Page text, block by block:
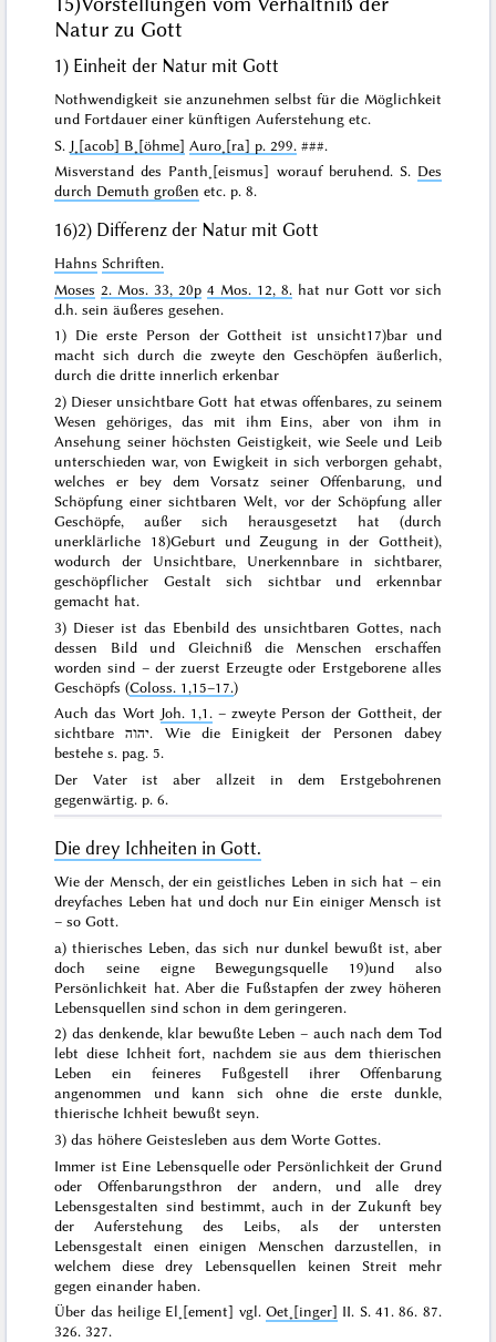
Natur zu Gott
1) Einheit der Natur mit Gott
Nothwendigkeit sie anzunehmen selbst für die Möglichkeit
und Fortdauer einer künftigen Auferstehung etc.
S. J˖[acob] B˖[öhme] Auro˖[ra] p. 299. ###.
Misverstand des Panth˖[eismus] worauf beruhend. S. Des
durch Demuth großen etc. p. 8.
16)2) Differenz der Natur mit Gott
Hahns Schriften.
Moses 2. Mos. 33, 20p 4 Mos. 12, 8. hat nur Gott vor sich
d.h. sein äußeres gesehen.
1) Die erste Person der Gottheit ist unsicht17)bar und
macht sich durch die zweyteden Geschöpfen äußerlich,
durch diedritte innerlich erkenbar
2) Dieser unsichtbare Gott hat etwas offenbares, zu seinem
Wesen gehöriges, das mit ihm Eins, aber von ihm in
Ansehung seiner höchsten Geistigkeit, wie Seele und Leib
unterschieden war, von Ewigkeit in sich verborgen gehabt,
welches er bey dem Vorsatz seiner Offenbarung, und
Schöpfung einer sichtbaren Welt, vor der Schöpfung aller
Geschöpfe,außer sich herausgesetzt hat (durch
unerklärliche 18)Geburt und Zeugung in der Gottheit),
wodurch der Unsichtbare, Unerkennbare in sichtbarer,
geschöpflicher Gestalt sich sichtbar und erkennbar
gemacht hat.
3) Dieser ist das Ebenbild des unsichtbaren Gottes, nach
dessen Bild und Gleichniß die Menschen erschaffen
worden sind – der zuerst Erzeugte oder Erstgeborene alles
Geschöpfs (Coloss. 1,15–17.)
Auch das Wort Joh. 1,1.– zweyte Person der Gottheit, der
sichtbareיהוה. Wie die Einigkeit der Personen dabey
bestehe s. pag. 5.
Der Vater ist aber allzeit in dem Erstgebohrenen
gegenwärtig. p. 6.
Die drey Ichheiten in Gott.
Wie der Mensch, der ein geistliches Leben in sich hat – ein
dreyfaches Leben hat und doch nur Ein einiger Mensch ist
– so Gott.
a)thierisches Leben, das sich nur dunkel bewußt ist, aber
doch seine eigne Bewegungsquelle 19)und also
Persönlichkeit hat. Aber die Fußstapfen der zwey höheren
Lebensquellen sind schon in dem geringeren.
2) das denkende, klar bewußte Leben – auch nach dem Tod
lebt diese Ichheit fort, nachdem sie aus dem thierischen
Leben ein feineres Fußgestell ihrer Offenbarung
angenommen und kann sich ohne die erste dunkle,
thierische Ichheit bewußt seyn.
3)das höhere Geistesleben aus dem Worte Gottes.
Immer ist Eine Lebensquelle oder Persönlichkeit der Grund
oder Offenbarungsthron der andern, undalle drey
Lebensgestalten sind bestimmt, auch in der Zukunft bey
der Auferstehung des Leibs, als der untersten
Lebensgestalt einen einigen Menschen darzustellen, in
welchem diese drey Lebensquellen keinen Streit mehr
gegen einander haben.
Über das heilige El˖[ement] vgl. Oet˖[inger] II. S. 41. 86. 87.
326. 327.